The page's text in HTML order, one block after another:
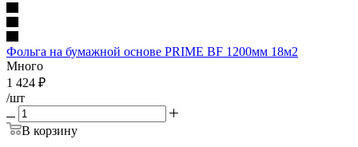
Фольга на бумажной основе PRIME BF 1200мм 18м2
Много
1 424 ₽
/шт
В корзину